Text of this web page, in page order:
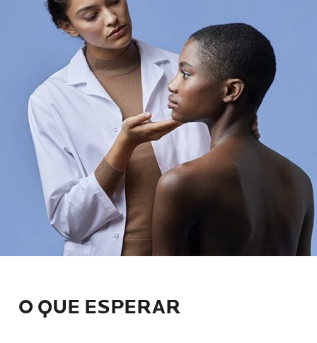
O QUE ESPERAR